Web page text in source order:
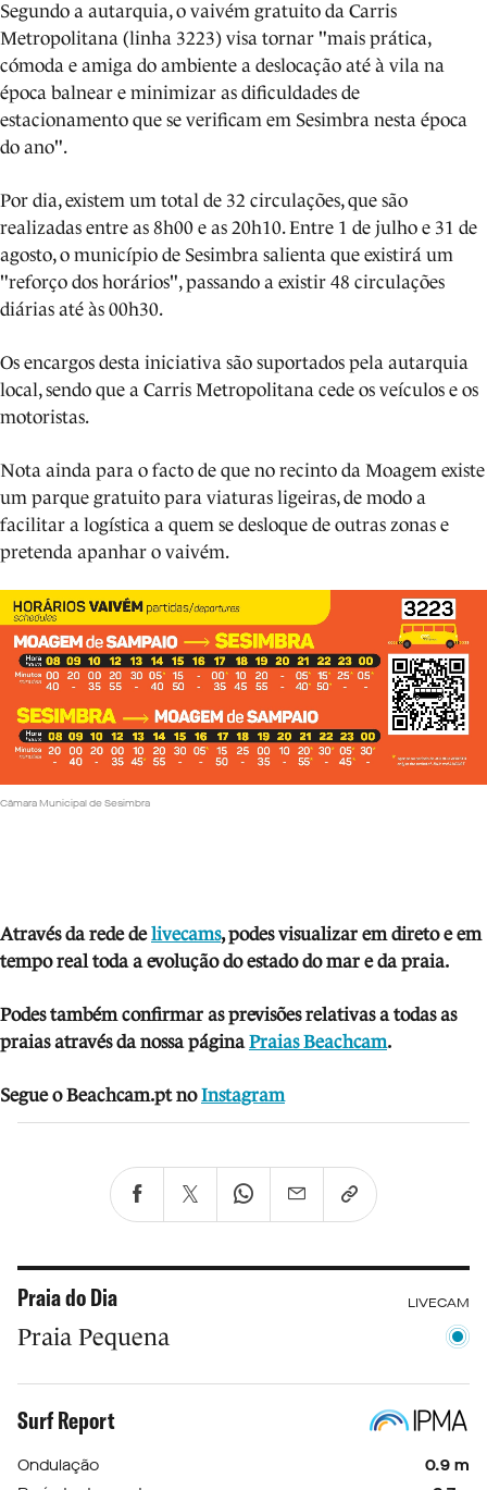
Segundo a autarquia, o vaivém gratuito da Carris
Metropolitana (linha 3223) visa tornar "mais prática,
cómoda e amiga do ambiente a deslocação até à vila na
época balnear e minimizar as dificuldades de
estacionamento que se verificam em Sesimbra nesta época
do ano".
Por dia, existem um total de 32 circulações, que são
realizadas entre as 8h00 e as 20h10. Entre 1 de julho e 31 de
agosto, o município de Sesimbra salienta que existirá um
"reforço dos horários", passando a existir 48 circulações
diárias até às 00h30.
Os encargos desta iniciativa são suportados pela autarquia
local, sendo que a Carris Metropolitana cede os veículos e os
motoristas.
Nota ainda para o facto de que no recinto da Moagem existe
um parque gratuito para viaturas ligeiras, de modo a
facilitar a logística a quem se desloque de outras zonas e
pretenda apanhar o vaivém.
Câmara Municipal de Sesimbra
Através da rede delivecams, podes visualizar em direto e em
tempo real toda a evolução do estado do mar e da praia.
Podes também confirmar as previsões relativas a todas as
praias através da nossa páginaPraias Beachcam.
Segue o Beachcam.pt no Instagram
Praia do Dia LIVECAM
Praia Pequena
Surf Report
Ondulação
0.9 m